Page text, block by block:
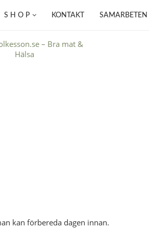
S H O P KONTAKT SAMARBETEN
kan förbereda dagen innan.